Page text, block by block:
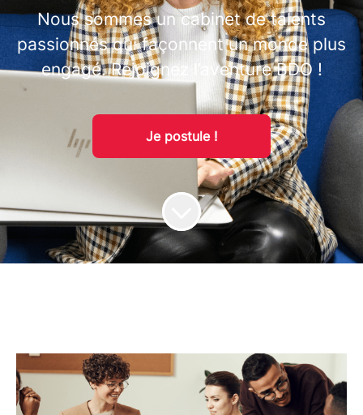
Nous sommes un cabinet de talents
passionnés qui façonnent un monde plus
engagé. Rejoignez l’aventure BDO !
Je postule !